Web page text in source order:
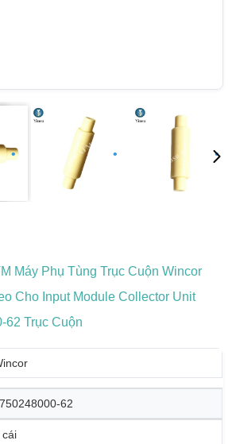
Máy Phụ Tùng Trục Cuộn Wincor
Cho Input Module Collector Unit
62 Trục Cuộn
62
cái